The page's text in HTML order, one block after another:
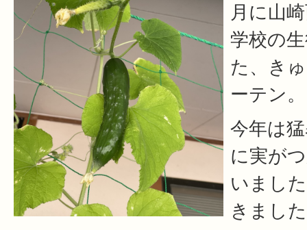
月に山
学校の
た、き
ーテン。
今年は
に実が
いまし
きまし